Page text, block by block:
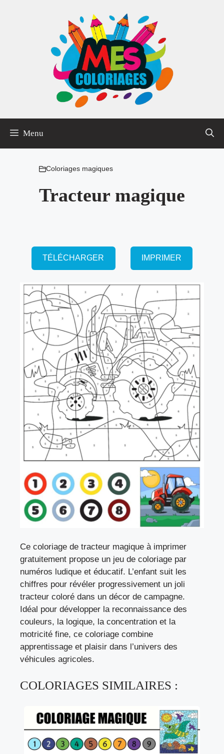
Menu
Coloriages magiques
Tracteur magique
TÉLÉCHARGER IMPRIMER
Ce coloriage de tracteur magique à imprimer
gratuitement propose un jeu de coloriage par
numéros ludique et éducatif. L’enfant suit les
chiffres pour révéler progressivement un joli
tracteur coloré dans un décor de campagne.
Idéal pour développer la reconnaissance des
couleurs, la logique, la concentration et la
motricité fine, ce coloriage combine
apprentissage et plaisir dans l’univers des
véhicules agricoles.
COLORIAGES SIMILAIRES :